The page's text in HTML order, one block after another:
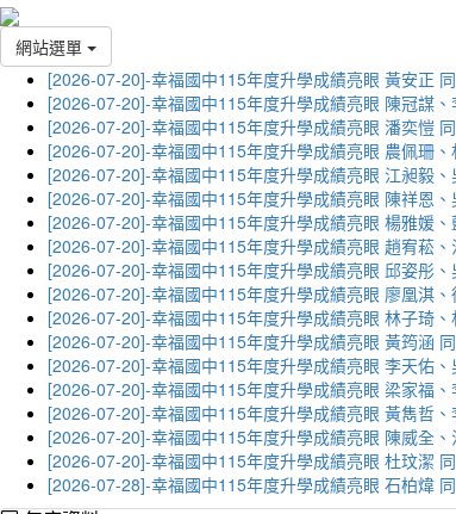
網站選單
[2026-07-20]-幸福國中115年度升學成績亮眼 黃安正
[2026-07-20]-幸福國中115年度升學成績亮眼 陳冠謀
[2026-07-20]-幸福國中115年度升學成績亮眼 潘奕愷
[2026-07-20]-幸福國中115年度升學成績亮眼 農佩珊
[2026-07-20]-幸福國中115年度升學成績亮眼 江昶毅
[2026-07-20]-幸福國中115年度升學成績亮眼 陳祥恩
[2026-07-20]-幸福國中115年度升學成績亮眼 楊雅媛
[2026-07-20]-幸福國中115年度升學成績亮眼 趙宥菘
[2026-07-20]-幸福國中115年度升學成績亮眼 邱姿彤
[2026-07-20]-幸福國中115年度升學成績亮眼 廖凰淇、
[2026-07-20]-幸福國中115年度升學成績亮眼 林子琦、
[2026-07-20]-幸福國中115年度升學成績亮眼 黃筠涵
[2026-07-20]-幸福國中115年度升學成績亮眼 李天佑
[2026-07-20]-幸福國中115年度升學成績亮眼 梁家福
[2026-07-20]-幸福國中115年度升學成績亮眼 黃雋哲
[2026-07-20]-幸福國中115年度升學成績亮眼 陳威全
[2026-07-20]-幸福國中115年度升學成績亮眼 杜玟潔
[2026-07-28]-幸福國中115年度升學成績亮眼 石柏煒